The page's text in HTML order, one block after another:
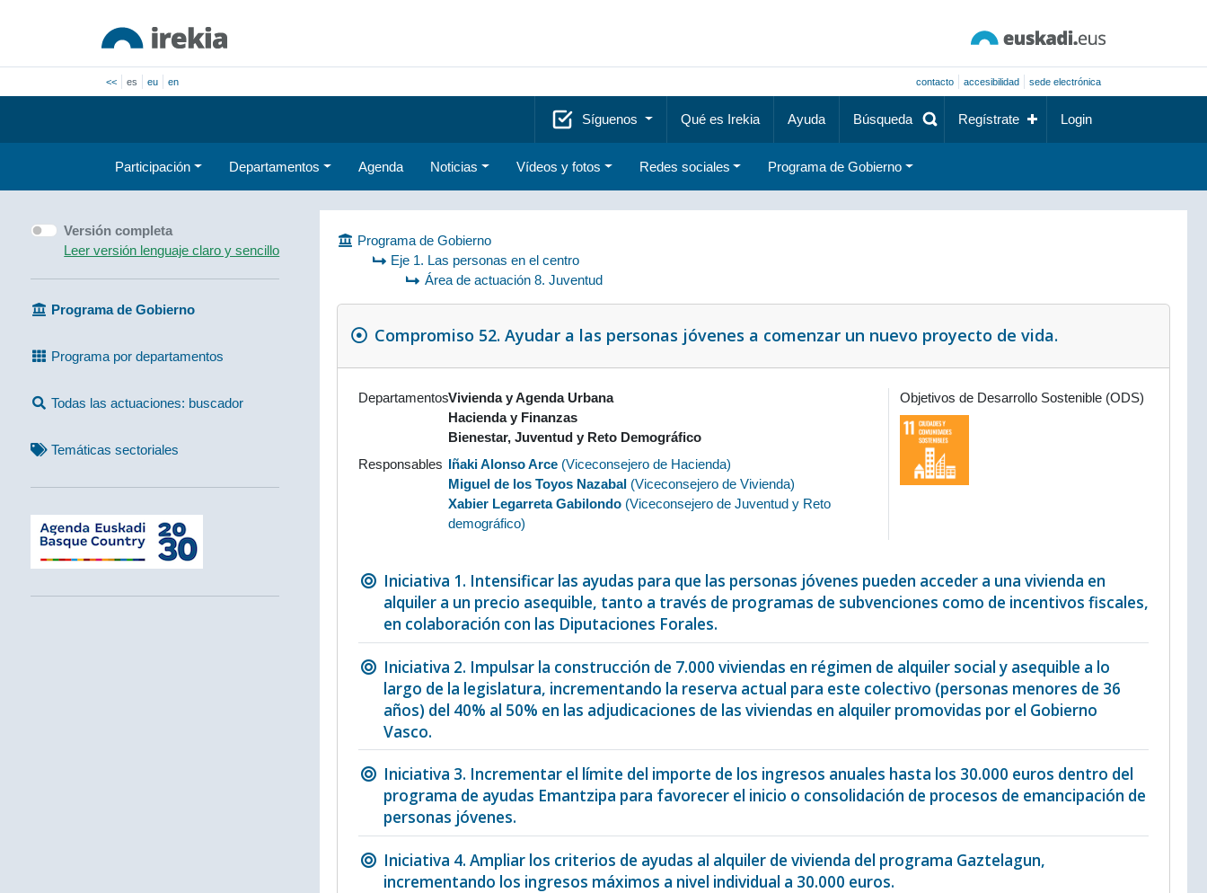
<< es eu en contacto accesibilidad sede electrónica
Síguenos Qué es Irekia Ayuda Búsqueda Regístrate Login
Participación Departamentos Agenda Noticias Vídeos y fotos Redes sociales Programa de Gobierno
Versión completa
Leer versión lenguaje claro y sencillo
Programa de Gobierno
Programa por departamentos
Todas las actuaciones: buscador
Temáticas sectoriales
Programa de Gobierno
Eje 1. Las personas en el centro
Área de actuación 8. Juventud
Compromiso 52. Ayudar a las personas jóvenes a comenzar un nuevo proyecto de vida.
DepartamentosVivienda y Agenda Urbana
Hacienda y Finanzas
Bienestar, Juventud y Reto Demográfico
Responsables Iñaki Alonso Arce(Viceconsejero de Hacienda)
Miguel de los Toyos Nazabal(Viceconsejero de Vivienda)
Xabier Legarreta Gabilondo(Viceconsejero de Juventud y Reto
demográfico)
Objetivos de Desarrollo Sostenible (ODS)
Iniciativa 1. Intensificar las ayudas para que las personas jóvenes pueden acceder a una vivienda en
alquiler a un precio asequible, tanto a través de programas de subvenciones como de incentivos fiscales,
en colaboración con las Diputaciones Forales.
Iniciativa 2. Impulsar la construcción de 7.000 viviendas en régimen de alquiler social y asequible a lo
largo de la legislatura, incrementando la reserva actual para este colectivo (personas menores de 36
años) del 40% al 50% en las adjudicaciones de las viviendas en alquiler promovidas por el Gobierno
Vasco.
Iniciativa 3. Incrementar el límite del importe de los ingresos anuales hasta los 30.000 euros dentro del
programa de ayudas Emantzipa para favorecer el inicio o consolidación de procesos de emancipación de
personas jóvenes.
Iniciativa 4. Ampliar los criterios de ayudas al alquiler de vivienda del programa Gaztelagun,
incrementando los ingresos máximos a nivel individual a 30.000 euros.